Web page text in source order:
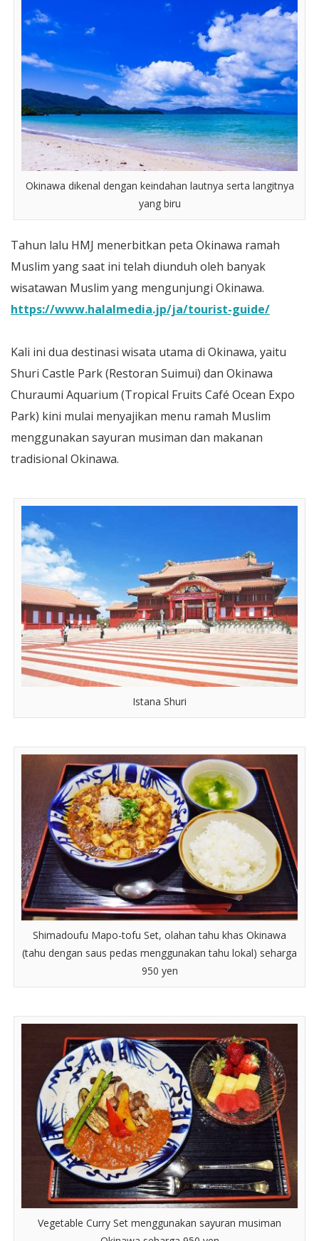
Okinawa dikenal dengan keindahan lautnya serta langitnya
yang biru
Tahun lalu HMJ menerbitkan peta Okinawa ramah
Muslim yang saat ini telah diunduh oleh banyak
wisatawan Muslim yang mengunjungi Okinawa.
https://www.halalmedia.jp/ja/tourist-guide/
Kali ini dua destinasi wisata utama di Okinawa, yaitu
Shuri Castle Park (Restoran Suimui) dan Okinawa
Churaumi Aquarium (Tropical Fruits Café Ocean Expo
Park) kini mulai menyajikan menu ramah Muslim
menggunakan sayuran musiman dan makanan
tradisional Okinawa.
Istana Shuri
Shimadoufu Mapo-tofu Set, olahan tahu khas Okinawa
(tahu dengan saus pedas menggunakan tahu lokal) seharga
950 yen
Vegetable Curry Set menggunakan sayuran musiman